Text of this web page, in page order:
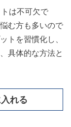
は不可欠で
む方も多いので
トを習慣化し、
具体的な方法と
れる